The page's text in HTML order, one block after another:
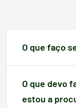
O que faço
Quando um
do momento
O que devo
estou a